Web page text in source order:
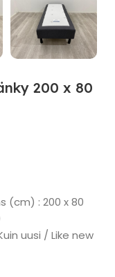
200 x 80
(cm) : 200 x 80
uusi / Like new